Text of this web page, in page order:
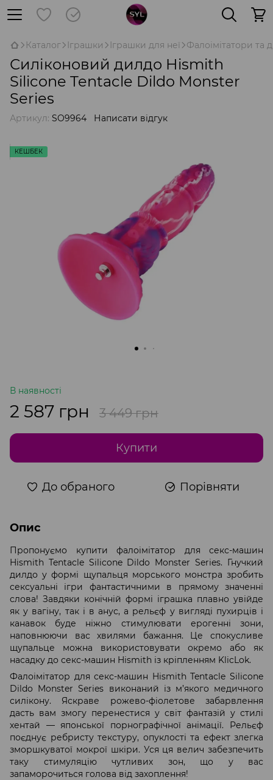
Каталог Іграшки Іграшки для неї Фалоімітатори та
Силіконовий дилдо Hismith
Silicone Tentacle Dildo Monster
Series
Артикул: SO9964 Написати відгук
КЕШБЕК
В наявності
2 587 грн 3 449 грн
Купити
До обраного Порівняти
Опис
Пропонуємо купити фалоімітатор для секс-машин
Hismith Tentacle Silicone Dildo Monster Series. Гнучкий
дилдо у формі щупальця морського монстра зробить
сексуальні ігри фантастичними в прямому значенні
слова! Завдяки конічній формі іграшка плавно увійде
як у вагіну, так і в анус, а рельєф у вигляді пухирців і
канавок буде ніжно стимулювати ерогенні зони,
наповнюючи вас хвилями бажання. Це спокусливе
щупальце можна використовувати окремо або як
насадку до секс-машин Hismith із кріпленням KlicLok.
Фалоімітатор для секс-машин Hismith Tentacle Silicone
Dildo Monster Series виконаний із м’якого медичного
силікону. Яскраве рожево-фіолетове забарвлення
дасть вам змогу перенестися у світ фантазій у стилі
хентай — японської порнографічної анімації. Рельєф
поєднує ребристу текстуру, опуклості та ефект злегка
зморшкуватої мокрої шкіри. Уся ця велич забезпечить
таку стимуляцію чутливих зон, що у вас
запаморочиться голова від захоплення!